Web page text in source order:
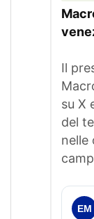
Il
su X
del
nelle
EM